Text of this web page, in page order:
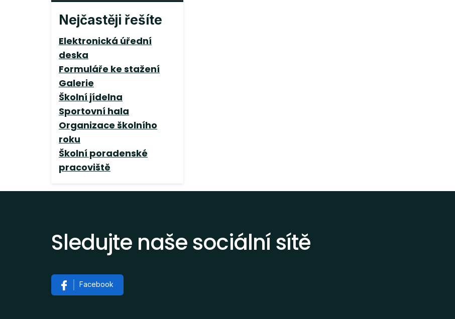
Nejčastěji řešíte
Elektronická úřední
deska
Formuláře ke stažení
Galerie
Školní jídelna
Sportovní hala
Organizace školního
roku
Školní poradenské
pracoviště
Sledujte naše sociální sítě
Facebook